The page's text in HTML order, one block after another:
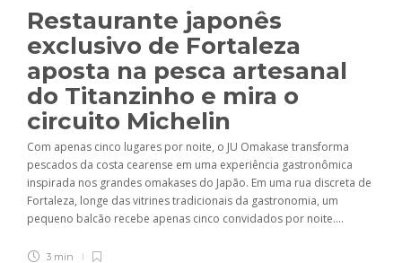
Restaurante japonês
exclusivo de Fortaleza
aposta na pesca artesanal
do Titanzinho e mira o
circuito Michelin
Com apenas cinco lugares por noite, o JU Omakase transforma
pescados da costa cearense em uma experiência gastronômica
inspirada nos grandes omakases do Japão. Em uma rua discreta de
Fortaleza, longe das vitrines tradicionais da gastronomia, um
pequeno balcão recebe apenas cinco convidados por noite....
3 min